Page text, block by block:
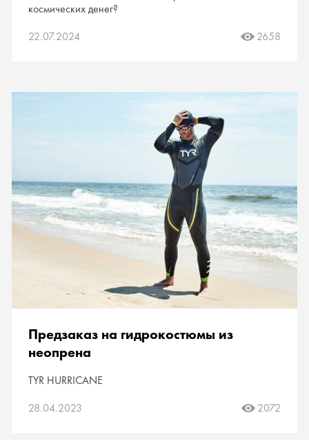
космических денег?
22.07.2024 2658
Предзаказ на гидрокостюмы из
неопрена
TYR HURRICANE
28.04.2023 2072